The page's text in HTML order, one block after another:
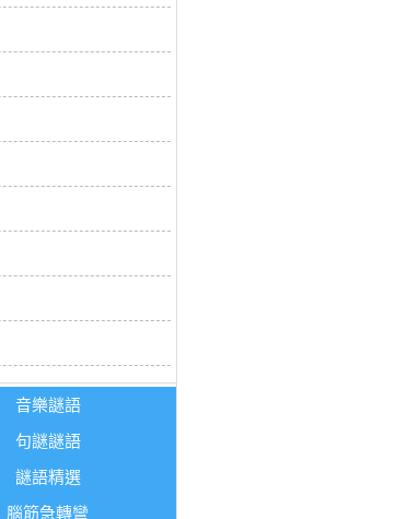
音樂謎語
句謎謎語
謎語精選
腦筋急轉彎